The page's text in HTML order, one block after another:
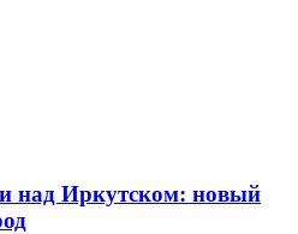
над Иркутском: новый